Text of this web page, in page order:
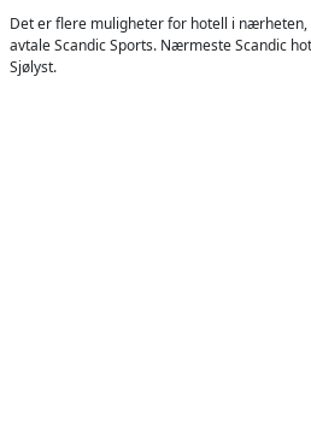
Det er flere muligheter for hotell i
avtale Scandic Sports. Nærmeste Scandic
Sjølyst.